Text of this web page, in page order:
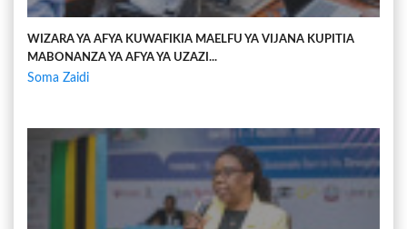
WIZARA YA AFYA KUWAFIKIA MAELFU YA VIJANA KUPITIA
MABONANZA YA AFYA YA UZAZI...
Soma Zaidi